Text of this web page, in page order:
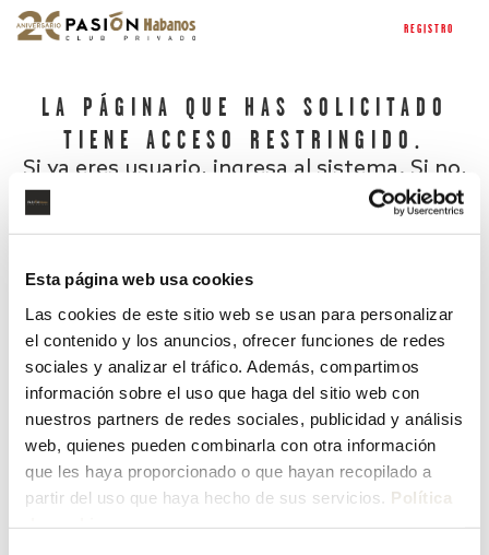
Esta página web usa cookies
Las cookies de este sitio web se usan para personalizar
el contenido y los anuncios, ofrecer funciones de redes
sociales y analizar el tráfico. Además, compartimos
información sobre el uso que haga del sitio web con
nuestros partners de redes sociales, publicidad y análisis
web, quienes pueden combinarla con otra información
que les haya proporcionado o que hayan recopilado a
partir del uso que haya hecho de sus servicios. Política
REGISTRO
LA PÁGINA QUE HAS SOLICITADO
TIENE ACCESO RESTRINGIDO.
Si ya eres usuario, ingresa al sistema. Si no,
¿Has olvidado tu contraseña?